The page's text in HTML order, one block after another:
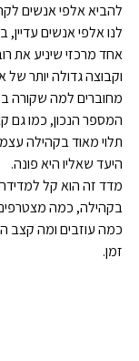
להביא אלפי אנשים
לנו אלפי אנשים עדיין,
אחד מרכזי שיניע את
וקבוצה גדולה יותר של
מחוברים למה שקורה
המספר הנכון, כמו
תלוי מאוד בקהילה
היעד שאליו היא פונה.
מדד זה הוא קל
בקהילה, כמה
כמה עוזבים ומה קצב
זמן.